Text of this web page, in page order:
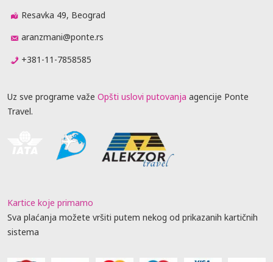
Resavka 49, Beograd
aranzmani@ponte.rs
+381-11-7858585
Uz sve programe važe Opšti uslovi putovanja agencije Ponte
Travel.
Kartice koje primamo
Sva plaćanja možete vršiti putem nekog od prikazanih kartičnih
sistema